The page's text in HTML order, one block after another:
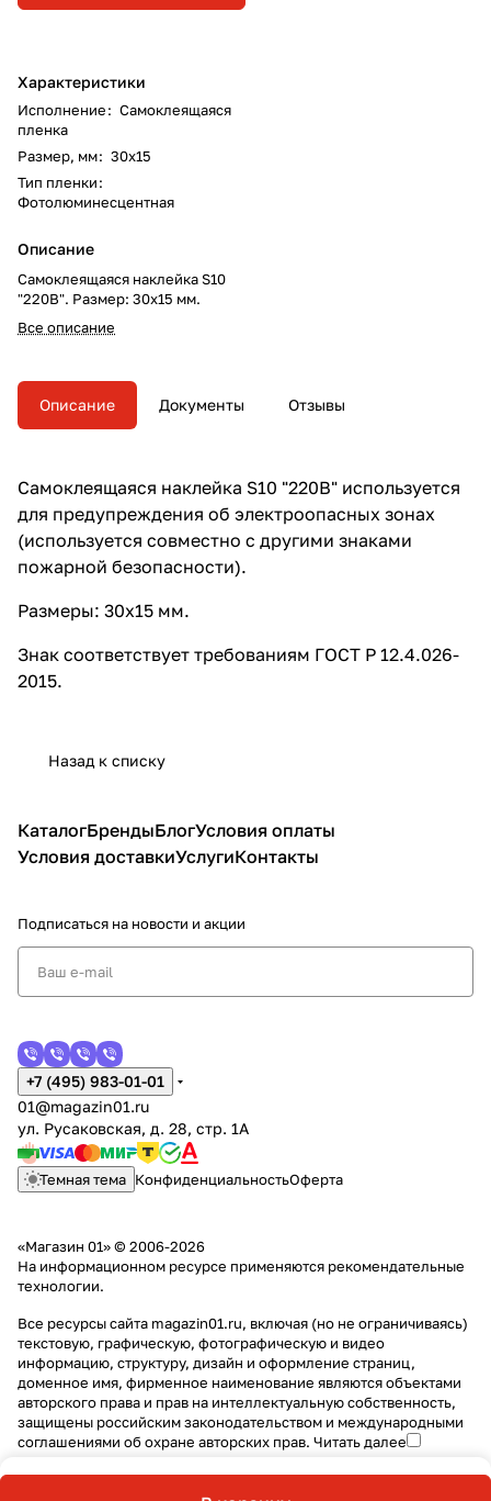
Характеристики
Исполнение: Самоклеящаяся
пленка
Размер, мм: 30х15
Тип пленки:
Фотолюминесцентная
Описание
Самоклеящаяся наклейка S10
"220В". Размер: 30х15 мм.
Все описание
Описание Документы Отзывы
Самоклеящаяся наклейка S10 "220В" используется
для предупреждения об электроопасных зонах
(используется совместно с другими знаками
пожарной безопасности).
Размеры: 30х15 мм.
Знак соответствует требованиям ГОСТ Р 12.4.026-
2015.
Назад к списку
КаталогБрендыБлогУсловия оплаты
Условия доставкиУслугиКонтакты
Подписаться на новости и акции
+7 (495) 983-01-01
01@magazin01.ru
ул. Русаковская, д. 28, стр. 1А
Темная тема КонфиденциальностьОферта
«Магазин 01» © 2006-2026
На информационном ресурсе применяются рекомендательные
технологии.
Все ресурсы сайта magazin01.ru, включая (но не ограничиваясь)
текстовую, графическую, фотографическую и видео
информацию, структуру, дизайн и оформление страниц,
доменное имя, фирменное наименование являются объектами
авторского права и прав на интеллектуальную собственность,
защищены российским законодательством и международными
соглашениями об охране авторских прав. Читать далее